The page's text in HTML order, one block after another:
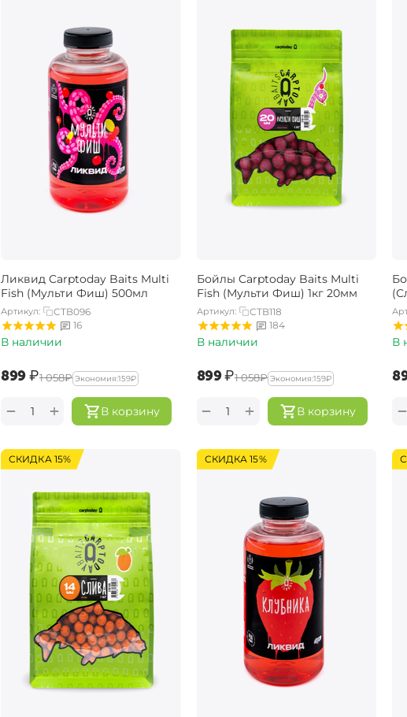
Ликвид Carptoday Baits Multi
Fish (Мульти Фиш) 500мл
Артикул:
CTB096
16
В наличии
‍899‍₽‍1 058‍₽ Экономия:‍159‍₽
В корзину
+
−
Бойлы Carptoday Baits Multi
Fish (Мульти Фиш) 1кг 20мм
Артикул:
CTB118
184
В наличии
‍899‍₽‍1 058‍₽ Экономия:‍159‍₽
В корзину
+
−
В
−
СКИДКА 15% СКИДКА 15%